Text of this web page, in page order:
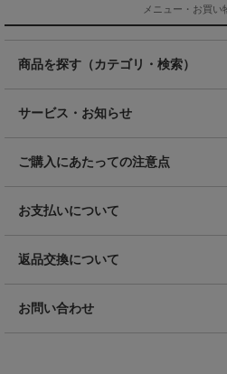
メニュー・お買い
商品を探す（カテゴリ・検索）
サービス・お知らせ
ご購入にあたっての注意点
お支払いについて
返品交換について
お問い合わせ